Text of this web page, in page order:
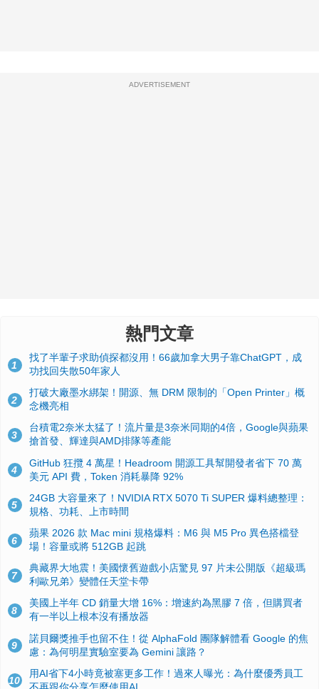
ADVERTISEMENT
熱門文章
1
找了半輩子求助偵探都沒用！66歲加拿大男子靠ChatGPT，成
功找回失散50年家人
2
打破大廠墨水綁架！開源、無 DRM 限制的「Open Printer」概
念機亮相
3
台積電2奈米太猛了！流片量是3奈米同期的4倍，Google與蘋果
搶首發、輝達與AMD排隊等產能
4
GitHub 狂攬 4 萬星！Headroom 開源工具幫開發者省下 70 萬
美元 API 費，Token 消耗暴降 92%
5
24GB 大容量來了！NVIDIA RTX 5070 Ti SUPER 爆料總整理：
規格、功耗、上市時間
6
蘋果 2026 款 Mac mini 規格爆料：M6 與 M5 Pro 異色搭檔登
場！容量或將 512GB 起跳
7
典藏界大地震！美國懷舊遊戲小店驚見 97 片未公開版《超級瑪
利歐兄弟》變體任天堂卡帶
8
美國上半年 CD 銷量大增 16%：增速約為黑膠 7 倍，但購買者
有一半以上根本沒有播放器
9
諾貝爾獎推手也留不住！從 AlphaFold 團隊解體看 Google 的焦
慮：為何明星實驗室要為 Gemini 讓路？
10
用AI省下4小時竟被塞更多工作！過來人曝光：為什麼優秀員工
不再跟你分享怎麼使用AI